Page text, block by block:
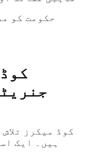
حکومت کو
ہیں۔ ایک